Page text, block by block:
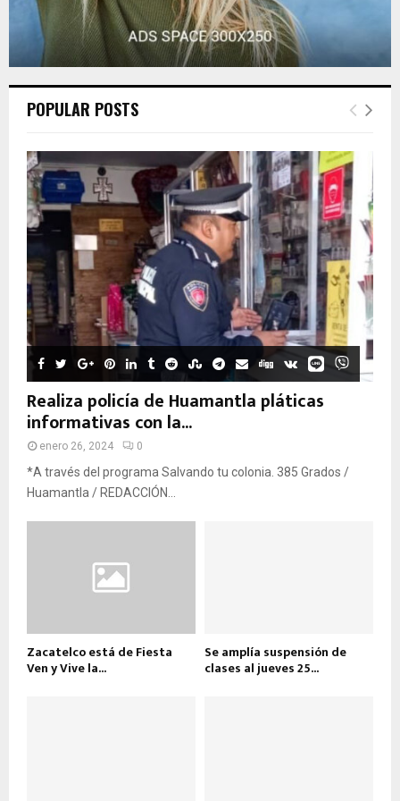
POPULAR POSTS
Realiza policía de Huamantla pláticas
informativas con la...
enero 26, 2024 0
*A través del programa Salvando tu colonia. 385 Grados /
Huamantla / REDACCIÓN...
Zacatelco está de Fiesta
Ven y Vive la...
Se amplía suspensión de
clases al jueves 25...